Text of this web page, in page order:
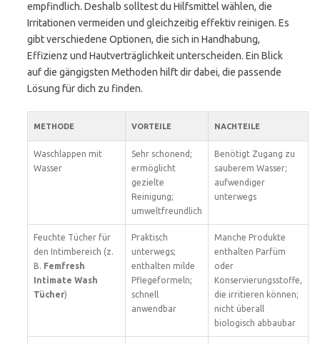
empfindlich. Deshalb solltest du Hilfsmittel wählen, die
Irritationen vermeiden und gleichzeitig effektiv reinigen. Es
gibt verschiedene Optionen, die sich in Handhabung,
Effizienz und Hautverträglichkeit unterscheiden. Ein Blick
auf die gängigsten Methoden hilft dir dabei, die passende
Lösung für dich zu finden.
METHODE VORTEILE NACHTEILE
Waschlappen mit
Wasser
Sehr schonend;
ermöglicht
gezielte
Reinigung;
umweltfreundlich
Benötigt Zugang zu
sauberem Wasser;
aufwendiger
unterwegs
Feuchte Tücher für
den Intimbereich (z.
B. Femfresh
Intimate Wash
Tücher)
Praktisch
unterwegs;
enthalten milde
Pflegeformeln;
schnell
anwendbar
Manche Produkte
enthalten Parfüm
oder
Konservierungsstoffe,
die irritieren können;
nicht überall
biologisch abbaubar